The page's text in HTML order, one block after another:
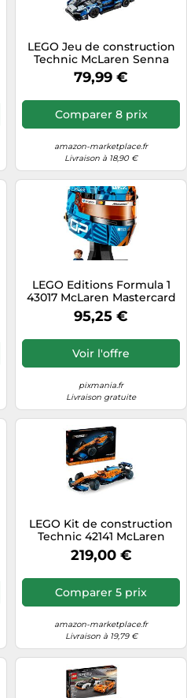
LEGO Jeu de construction
Technic McLaren Senna
GTR 42123 – Modèle de
collection, voiture de sport
79,99 €
Comparer 8 prix
amazon-marketplace.fr
Livraison à 18,90 €
LEGO Editions Formula 1
43017 McLaren Mastercard
F1, 793 pièces
95,25 €
Voir l'offre
pixmania.fr
Livraison gratuite
LEGO Kit de construction
Technic 42141 McLaren
Formula 1 2022 – Voiture de
course F1
219,00 €
Comparer 5 prix
amazon-marketplace.fr
Livraison à 19,79 €